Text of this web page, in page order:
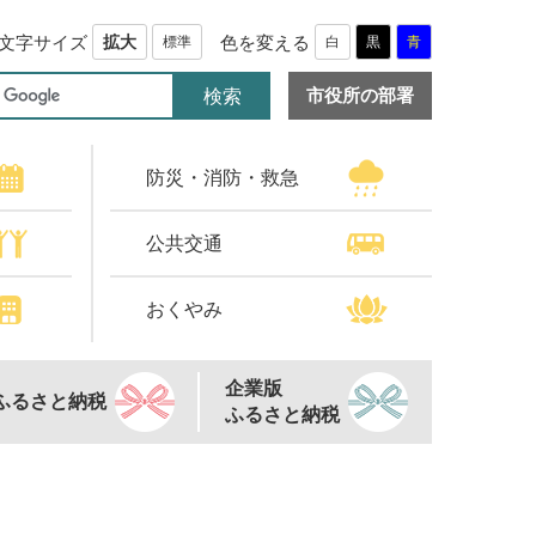
字サイズ 拡大 標準 色を変える 白 黒 青
市役所の部署
防災・消防・救急
公共交通
おくやみ
るさと納税
企業版
ふるさと納税